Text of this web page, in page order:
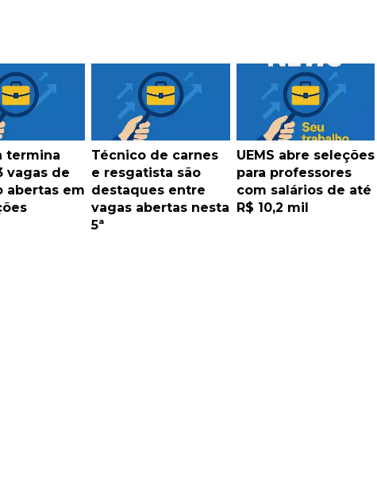
termina
vagas de
abertas em
Técnico de carnes
e resgatista são
destaques entre
vagas abertas nesta
5ª
UEMS abre seleções
para professores
com salários de até
R$ 10,2 mil